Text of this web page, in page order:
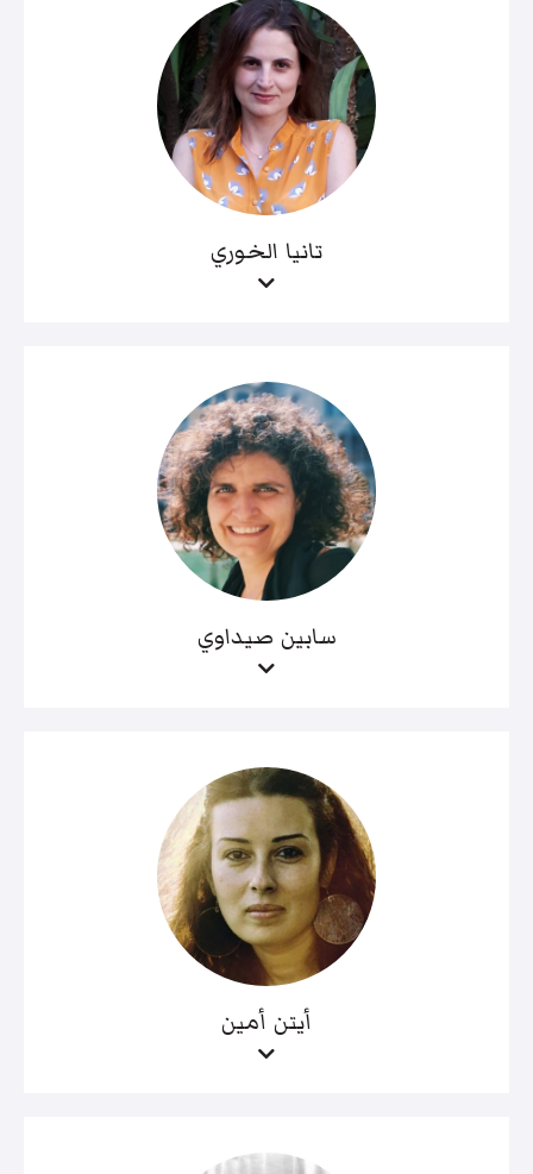
تانيا الخوري
سابين صيداوي
أيتن أمين